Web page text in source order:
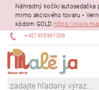
Náhradný kočík/autosedačka
mimo akciového tovaru •
kódom GOLD https://
+421903961009